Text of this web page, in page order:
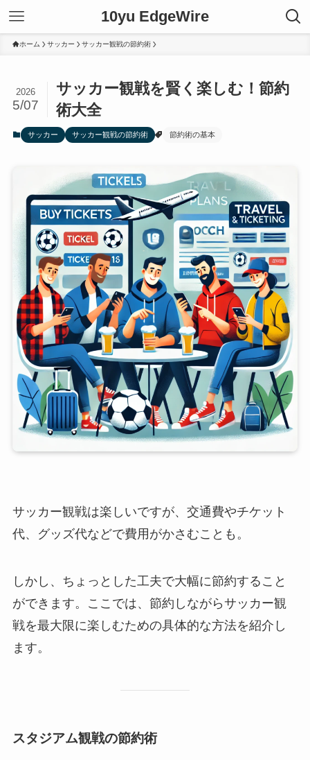
10yu EdgeWire
ホーム サッカー サッカー観戦の節約術
サッカー観戦を賢く楽しむ！節約
術大全
2026
5/07
サッカー サッカー観戦の節約術 節約術の基本
サッカー観戦は楽しいですが、交通費やチケット
代、グッズ代などで費用がかさむことも。
しかし、ちょっとした工夫で大幅に節約すること
ができます。ここでは、節約しながらサッカー観
戦を最大限に楽しむための具体的な方法を紹介し
ます。
スタジアム観戦の節約術